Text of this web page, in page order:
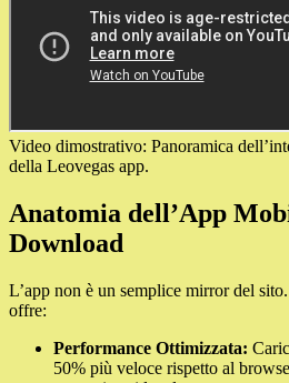
Video dimostrativo: Panoramica
della Leovegas app.
Anatomia dell’App
Download
L’app non è un semplice mirror del
offre:
Performance Ottimizzata:
50% più veloce rispetto al